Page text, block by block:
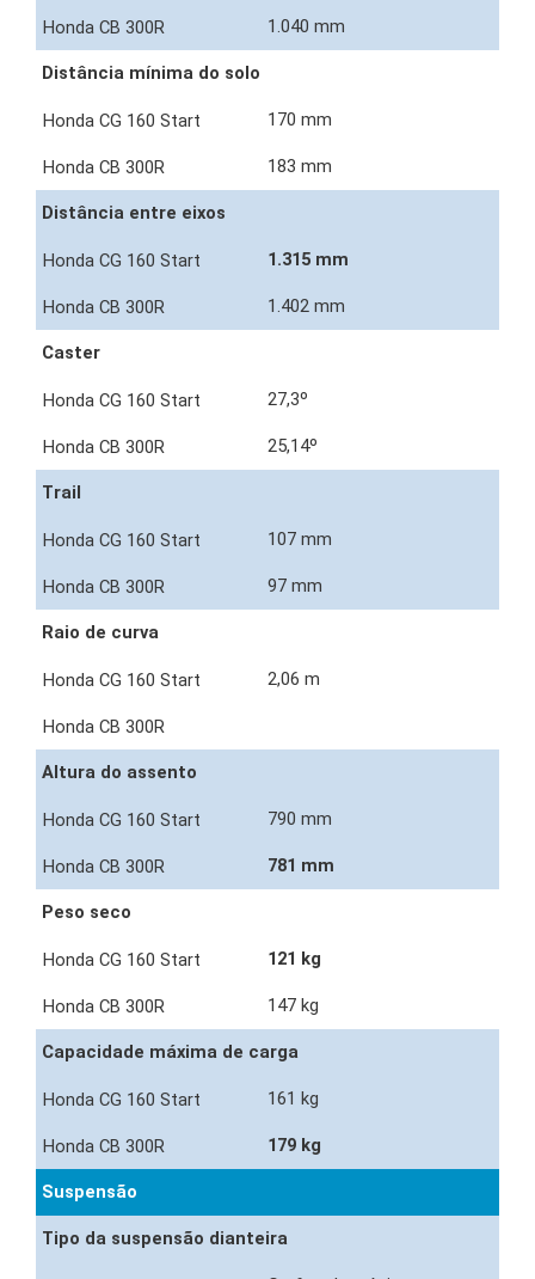
1.040 mm
Distância mínima do solo
170 mm
183 mm
Distância entre eixos
1.315 mm
1.402 mm
Caster
27,3º
25,14º
Trail
107 mm
97 mm
Raio de curva
2,06 m
Altura do assento
790 mm
781 mm
Peso seco
121 kg
147 kg
Capacidade máxima de carga
161 kg
179 kg
Suspensão
Tipo da suspensão dianteira